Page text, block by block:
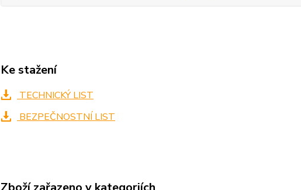
Ke stažení
TECHNICKÝ LIST
BEZPEČNOSTNÍ LIST